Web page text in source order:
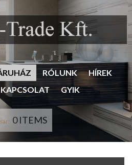
RÓLUNK
HÍREK
KAPCSOLAT GYIK
0 ITEMS